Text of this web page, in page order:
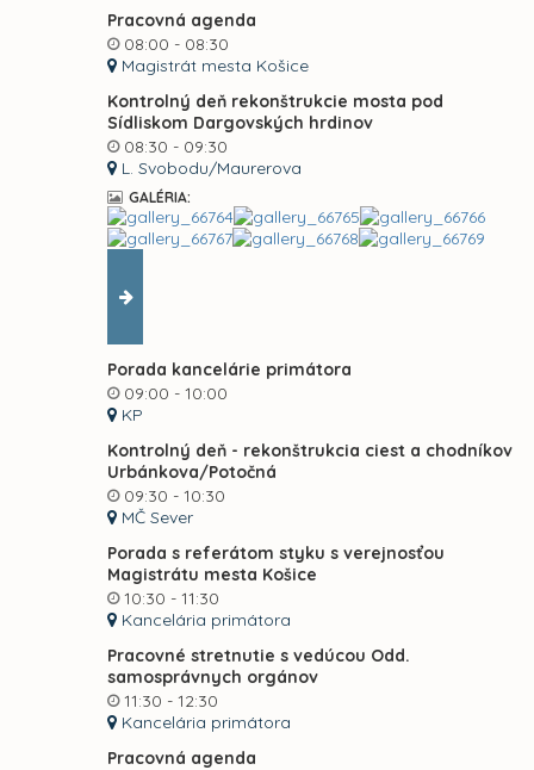
Pracovná agenda
08:00 - 08:30
Magistrát mesta Košice
Kontrolný deň rekonštrukcie mosta pod
Sídliskom Dargovských hrdinov
08:30 - 09:30
L. Svobodu/Maurerova
GALÉRIA:
Porada kancelárie primátora
09:00 - 10:00
KP
Kontrolný deň - rekonštrukcia ciest a chodníkov
Urbánkova/Potočná
09:30 - 10:30
MČ Sever
Porada s referátom styku s verejnosťou
Magistrátu mesta Košice
10:30 - 11:30
Kancelária primátora
Pracovné stretnutie s vedúcou Odd.
samosprávnych orgánov
11:30 - 12:30
Kancelária primátora
Pracovná agenda